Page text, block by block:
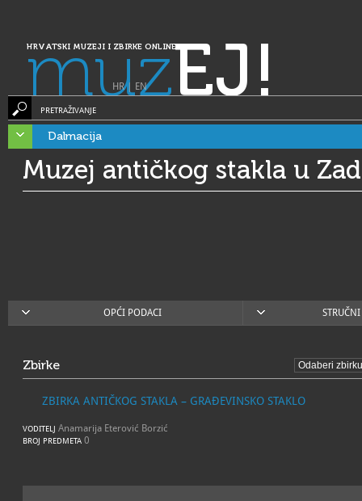
HRVATSKI MUZEJI I ZBIRKE ONLINE
muzEJ!
HR| EN
PRETRAŽIVANJE
Dalmacija
Muzej antičkog stakla u
OPĆI PODACI
Zbirke
ZBIRKA ANTIČKOG STAKLA – GRAĐEVINSKO STAKLO
VODITELJ Anamarija Eterović Borzić
BROJ PREDMETA 0